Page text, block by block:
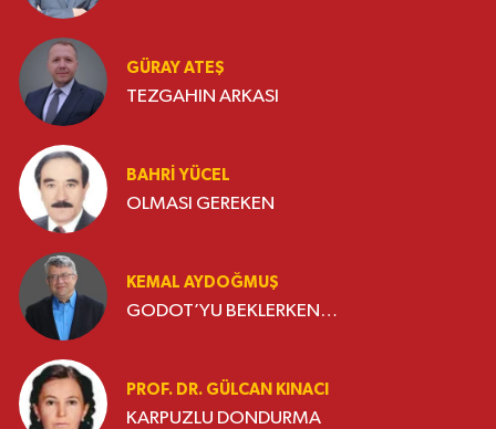
GÜRAY ATEŞ
TEZGAHIN ARKASI
BAHRI YÜCEL
OLMASI GEREKEN
KEMAL AYDOĞMUŞ
GODOT’YU BEKLERKEN…
PROF. DR. GÜLCAN KINACI
KARPUZLU DONDURMA